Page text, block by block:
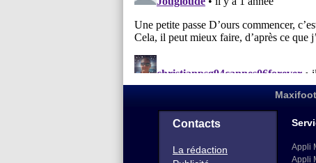
Contacts
La rédaction
Appli
Appli